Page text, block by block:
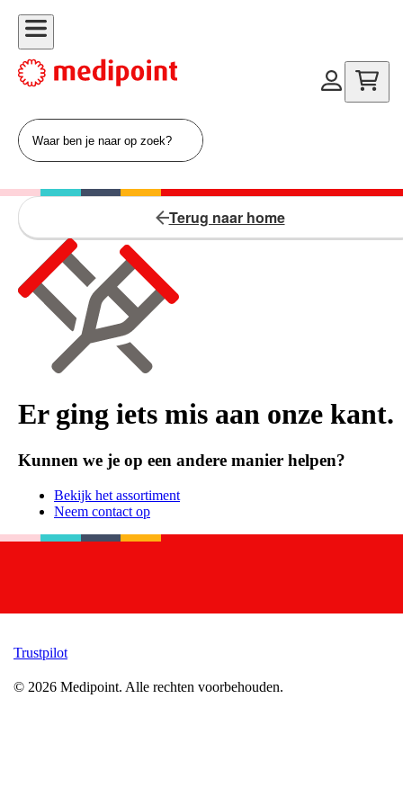
Terug naar home
Er ging iets mis aan onze kant.
Kunnen we je op een andere manier helpen?
Bekijk het assortiment
Neem contact op
Trustpilot
© 2026 Medipoint. Alle rechten voorbehouden.